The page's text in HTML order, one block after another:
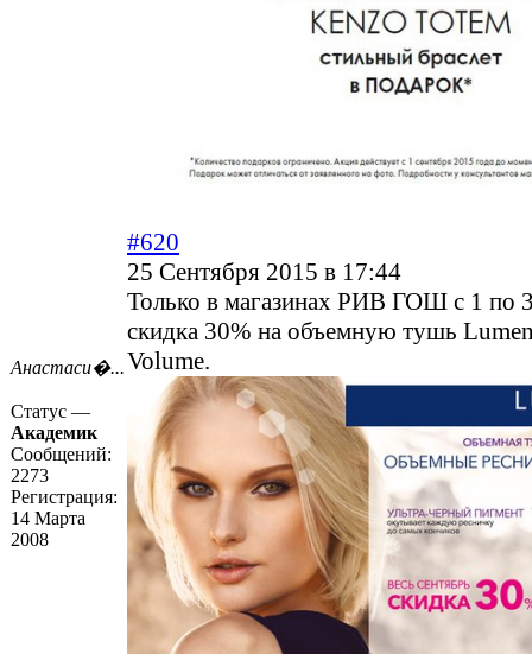
Анастаси�...
Статус —
Академик
Сообщений:
2273
Регистрация:
14 Марта
2008
#620
25 Сентября 2015 в 17:44
Только в магазинах РИВ ГОШ с 1 по
скидка 30% на объемную тушь
Volume.